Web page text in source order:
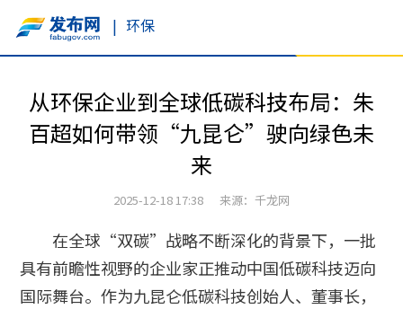
| 环保
从环保企业到全球低碳科技布局：朱
百超如何带领“九昆仑”驶向绿色未
来
2025-12-18 17:38 来源：千龙网
在全球“双碳”战略不断深化的背景下，一批
具有前瞻性视野的企业家正推动中国低碳科技迈向
国际舞台。作为九昆仑低碳科技创始人、董事长，